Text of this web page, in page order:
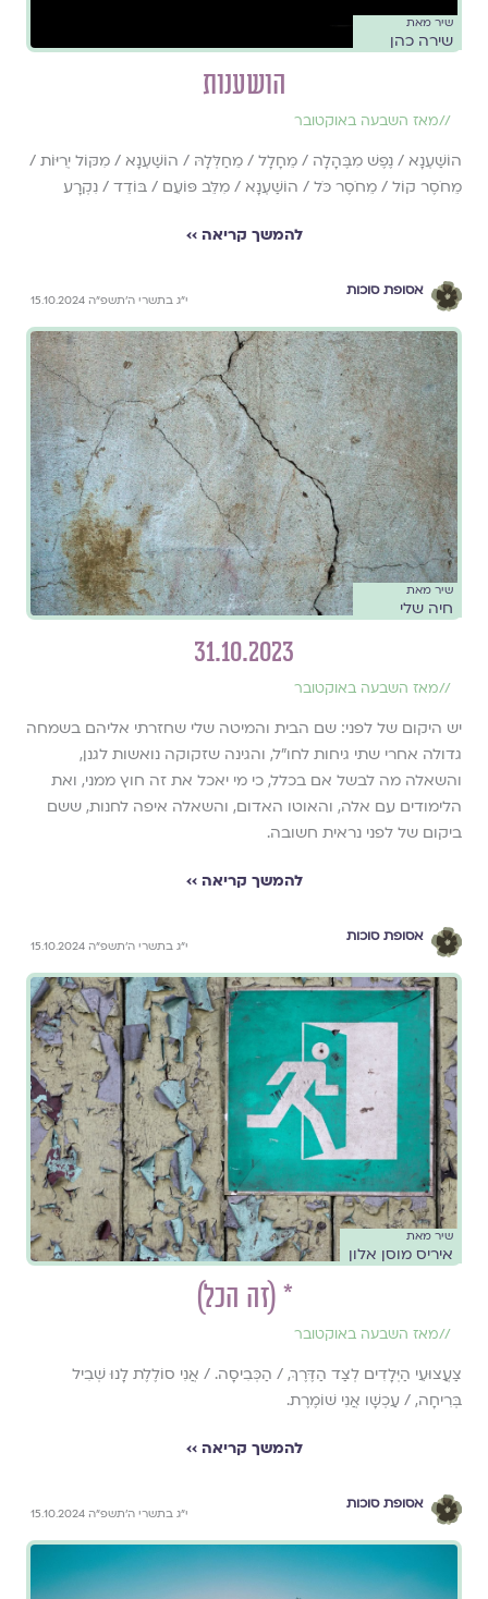
שיר מאת
שירה כהן
הושענות
//מאז השבעה באוקטובר
הוֹשַׁעְנָא / נֶפֶשׁ מִבֶּהָלָה / מֵחָלָל / מֵחַלְּלָהּ / הוֹשַׁעְנָא / מִקּוֹל יְרִיּוֹת /
מֵחֹסֶר קוֹל / מֵחֹסֶר כֹּל / הוֹשַׁעְנָא / מִלֵּב פּוֹעֵם / בּוֹדֵד / נִקְרָע
להמשך קריאה ››
אסופת סוכות
י״ג בתשרי ה׳תשפ״ה 15.10.2024
שיר מאת
חיה שלי
31.10.2023
//מאז השבעה באוקטובר
יש היקום של לפני: שם הבית והמיטה שלי שחזרתי אליהם בשמחה
גדולה אחרי שתי גיחות לחו״ל, והגינה שזקוקה נואשות לגנן,
והשאלה מה לבשל אם בכלל, כי מי יאכל את זה חוץ ממני, ואת
הלימודים עם אלה, והאוטו האדום, והשאלה איפה לחנות, ששם
ביקום של לפני נראית חשובה.
להמשך קריאה ››
אסופת סוכות
י״ג בתשרי ה׳תשפ״ה 15.10.2024
שיר מאת
איריס מוסן אלון
* (זה הכל)
//מאז השבעה באוקטובר
צַעֲצוּעֵי הַיְּלָדִים לְצַד הַדֶּרֶךְ, / הַכְּבִיסָה. / אֲנִי סוֹלֶלֶת לָנוּ שְׁבִיל
בְּרִיחָה, / עַכְשָׁו אֲנִי שׁוֹמֶרֶת.
להמשך קריאה ››
אסופת סוכות
י״ג בתשרי ה׳תשפ״ה 15.10.2024